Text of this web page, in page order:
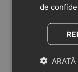
Talpă
Recomandat
Protecție
de